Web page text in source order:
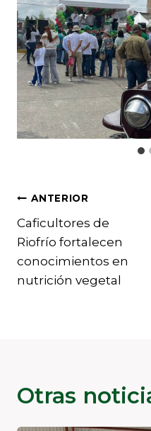
Navegación
de
entradas
ANTERIOR
Caficultores de
Riofrío fortalecen
conocimientos en
nutrición vegetal
Otras